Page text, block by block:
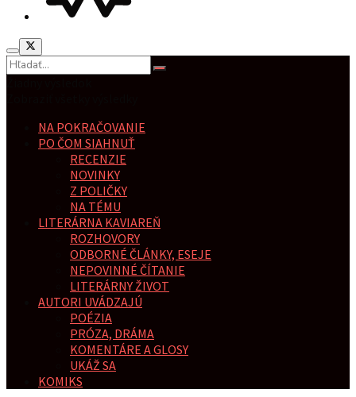
NA POKRAČOVANIE
PO ČOM SIAHNUŤ
RECENZIE
NOVINKY
Z POLIČKY
NA TÉMU
LITERÁRNA KAVIAREŇ
ROZHOVORY
ODBORNÉ ČLÁNKY, ESEJE
NEPOVINNÉ ČÍTANIE
LITERÁRNY ŽIVOT
AUTORI UVÁDZAJÚ
POÉZIA
PRÓZA, DRÁMA
KOMENTÁRE A GLOSY
UKÁŽ SA
KOMIKS